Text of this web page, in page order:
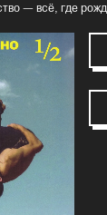
— всё, где